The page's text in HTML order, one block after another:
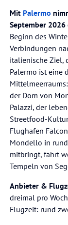
Mit Palermo
September
Beginn des
Verbindungen
italienische Ziel,
Palermo ist eine
der Dom von
Palazzi, der
Streetfood-
Flughafen
Mondello in
mitbringt, fährt
Tempeln von
Anbieter &
dreimal pro
Flugzeit: rund